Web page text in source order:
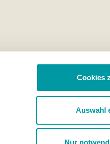
Cookies
Auswahl
Nur